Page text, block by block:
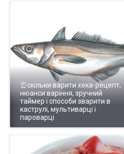
⏰скільки варити хека-рецепт,
нюанси варіння, зручний
таймер і способи зварити в
каструлі, мультиварці і
пароварці